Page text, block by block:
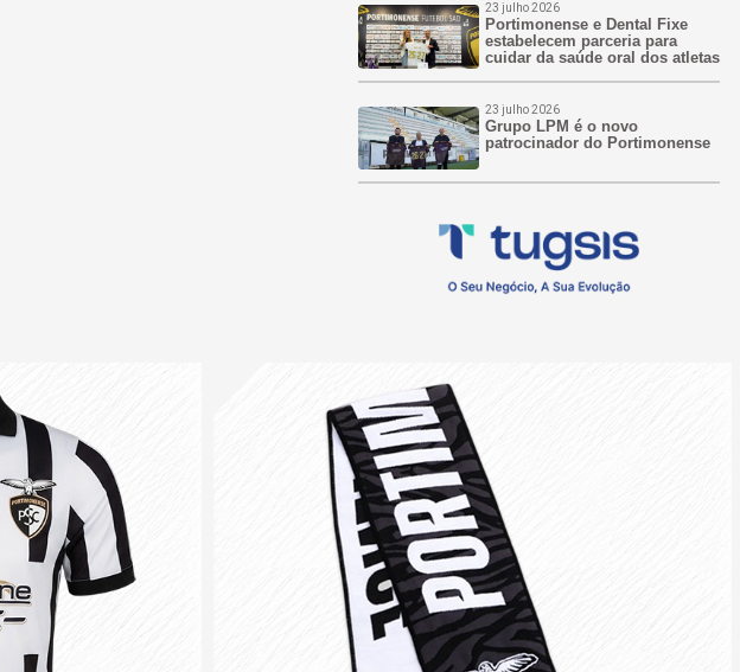
23 julho 2026
Portimonense e Dental Fixe
estabelecem parceria para
cuidar da saúde oral dos atletas
23 julho 2026
Grupo LPM é o novo
patrocinador do Portimonense